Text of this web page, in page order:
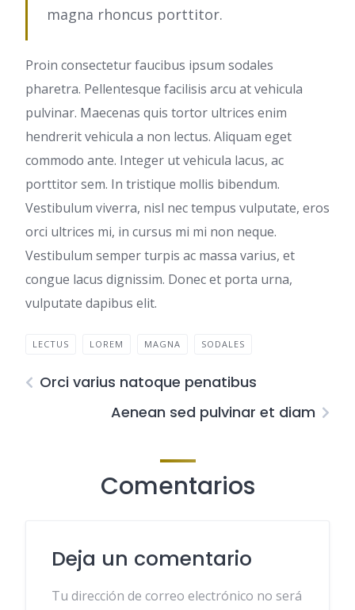
magna rhoncus porttitor.
Proin consectetur faucibus ipsum sodales
pharetra. Pellentesque facilisis arcu at vehicula
pulvinar. Maecenas quis tortor ultrices enim
hendrerit vehicula a non lectus. Aliquam eget
commodo ante. Integer ut vehicula lacus, ac
porttitor sem. In tristique mollis bibendum.
Vestibulum viverra, nisl nec tempus vulputate, eros
orci ultrices mi, in cursus mi mi non neque.
Vestibulum semper turpis ac massa varius, et
congue lacus dignissim. Donec et porta urna,
vulputate dapibus elit.
LECTUS LOREM MAGNA SODALES
Orci varius natoque penatibus
Aenean sed pulvinar et diam
Comentarios
Deja un comentario
Tu dirección de correo electrónico no será